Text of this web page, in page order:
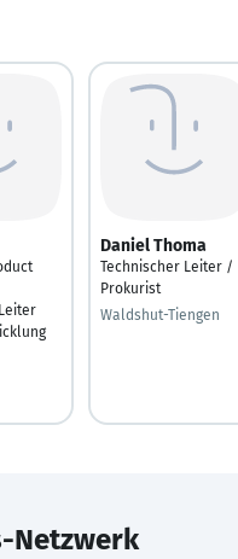
Daniel Thoma
Technischer Leiter /
Prokurist
Waldshut-Tiengen
Netzwerk